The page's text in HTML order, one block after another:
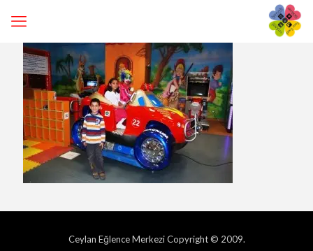
Ceylan Eğlence Merkezi Copyright © 2009.